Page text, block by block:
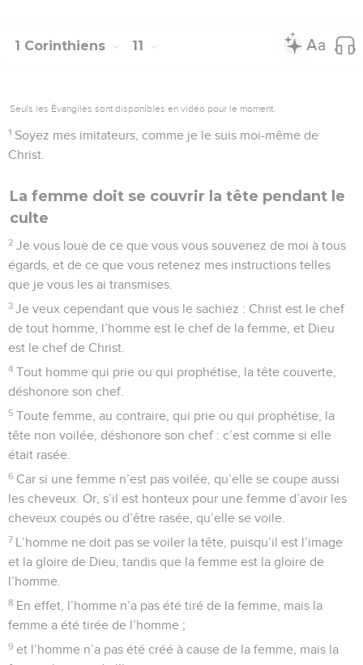
1 Corinthiens 11
Seuls les Évangiles sont disponibles en vidéo pour le moment.
1 Soyez mes imitateurs, comme je le suis moi-même de
Christ.
La femme doit se couvrir la tête pendant le
culte
2 Je vous loue de ce que vous vous souvenez de moi à tous
égards, et de ce que vous retenez mes instructions telles
que je vous les ai transmises.
3 Je veux cependant que vous le sachiez : Christ est le chef
de tout homme, l’homme est le chef de la femme, et Dieu
est le chef de Christ.
4 Tout homme qui prie ou qui prophétise, la tête couverte,
déshonore son chef.
5 Toute femme, au contraire, qui prie ou qui prophétise, la
tête non voilée, déshonore son chef : c’est comme si elle
était rasée.
6 Car si une femme n’est pas voilée, qu’elle se coupe aussi
les cheveux. Or, s’il est honteux pour une femme d’avoir les
cheveux coupés ou d’être rasée, qu’elle se voile.
7 L’homme ne doit pas se voiler la tête, puisqu’il est l’image
et la gloire de Dieu, tandis que la femme est la gloire de
l’homme.
8 En effet, l’homme n’a pas été tiré de la femme, mais la
femme a été tirée de l’homme ;
9 et l’homme n’a pas été créé à cause de la femme, mais la